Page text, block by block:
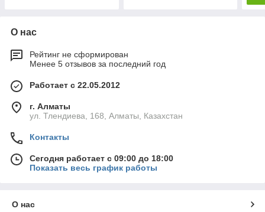
О нас
Рейтинг не сформирован
Менее 5 отзывов за последний год
Работает с 22.05.2012
г. Алматы
ул. Тлендиева, 168, Алматы, Казахстан
Контакты
Сегодня работает с 09:00 до 18:00
Показать весь график работы
О нас